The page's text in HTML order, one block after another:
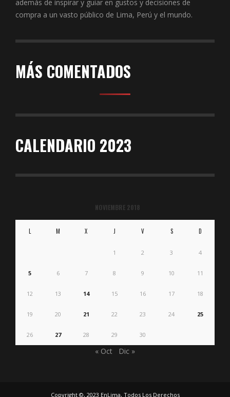
además de inspirar y guiar en gustos y decisiones de
compra a un vasto público de Lima, Perú y el mundo.
MÁS COMENTADOS
CALENDARIO 2023
NOVIEMBRE 2018
L M X J V S D
1 2 3 4
5 6 7 8 9 10 11
12 13 14 15 16 17 18
19 20 21 22 23 24 25
26 27 28 29 30
« Oct Dic »
Copyright ©, 2023 EnLima, Todos Los Derechos